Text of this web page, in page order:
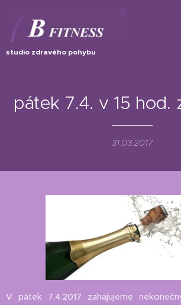
studio zdravého pohybu
pátek 7.4. v 15 hod.
31.03.2017
V pátek 7.4.2017 zahajujeme